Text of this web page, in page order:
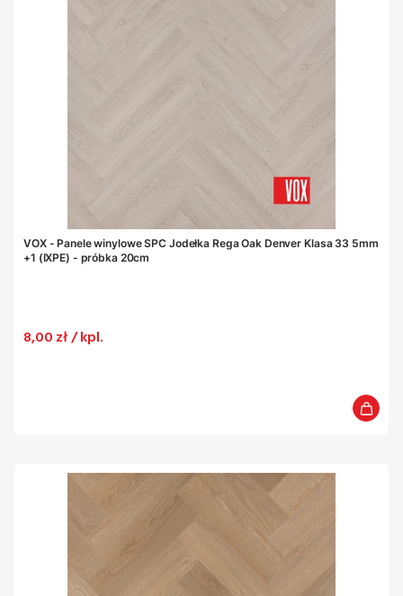
VOX - Panele winylowe SPC Jodełka Rega Oak Denver Klasa 33 5mm
+1 (IXPE) - próbka 20cm
Cena
8,00 zł / kpl.